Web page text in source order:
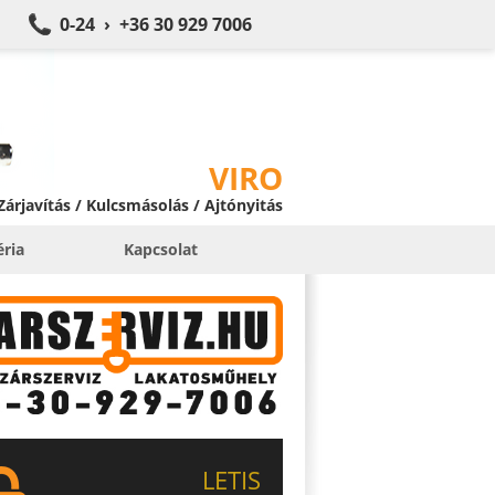
0-24 › +36 30 929 7006
VIRO
/ Kulcsmásolás / Ajtónyitás
Kapcsolat
LETIS